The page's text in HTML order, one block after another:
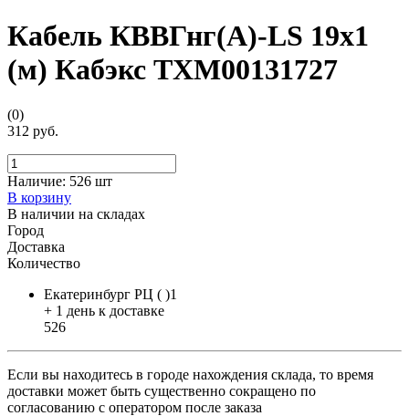
Кабель КВВГнг(А)-LS 19х1
(м) Кабэкс ТХМ00131727
(0)
312 руб.
Наличие: 526 шт
В корзину
В наличии на складах
Город
Доставка
Количество
Екатеринбург РЦ ( )1
+ 1 день к доставке
526
Если вы находитесь в городе нахождения склада, то время
доставки может быть существенно сокращено по
согласованию с оператором после заказа